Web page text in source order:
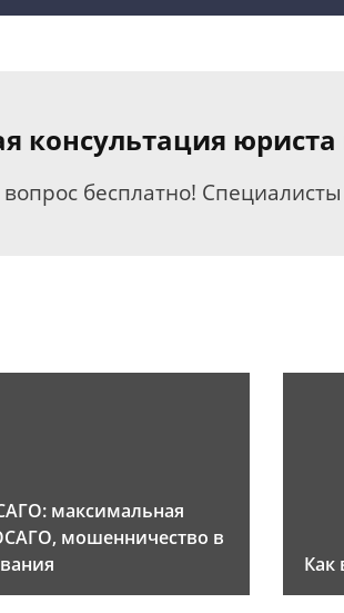
консультация
бесплатно!
максимальная
мошенничество в
Как